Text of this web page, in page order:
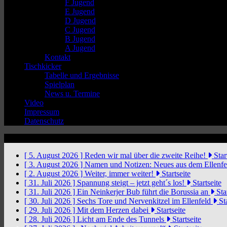
F Jugend
E Jugend
D Jugend
C Jugend
B Jugend
A Jugend
Kontakt
Tischkicker
Tabelle und Ergebnisse
Spielplan
News u. Termine
Video
Impressum
Datenschutz
[ 5. August 2026 ] Reden wir mal über die zweite Reihe!
[ 3. August 2026 ] Namen und Notizen: Neues aus dem
[ 2. August 2026 ] Weiter, immer weiter!
Startseite
[ 31. Juli 2026 ] Spannung steigt – jetzt geht´s los!
Startseite
[ 31. Juli 2026 ] Ein Neinkerjer Bub führt die Borussia an
[ 30. Juli 2026 ] Sechs Tore und Nervenkitzel im Ellenfeld
[ 29. Juli 2026 ] Mit dem Herzen dabei
Startseite
[ 28. Juli 2026 ] Licht am Ende des Tunnels
Startseite